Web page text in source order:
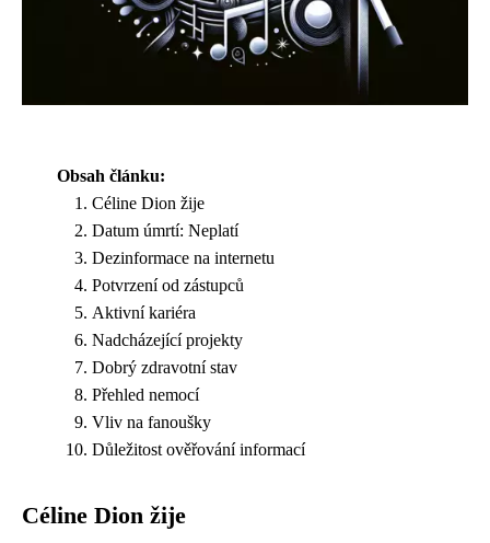
Obsah článku:
Céline Dion žije
Datum úmrtí: Neplatí
Dezinformace na internetu
Potvrzení od zástupců
Aktivní kariéra
Nadcházející projekty
Dobrý zdravotní stav
Přehled nemocí
Vliv na fanoušky
Důležitost ověřování informací
Céline Dion žije